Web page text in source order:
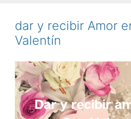
dar y recibir Amor
Valentín